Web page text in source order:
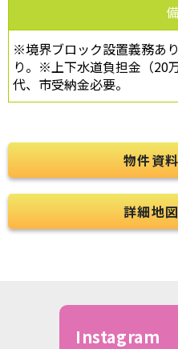
※境界ブロック設置義務あ
り。※上下水道負担金（20
代、市受納金必要。
物件資
詳細地
Instagram